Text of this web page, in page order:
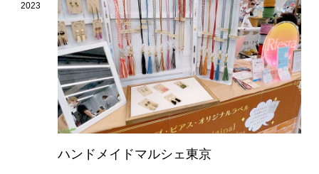
2023
ハンドメイドマルシェ東京